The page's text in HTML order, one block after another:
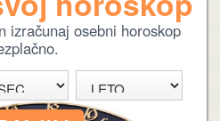
izračunaj osebni horoskop